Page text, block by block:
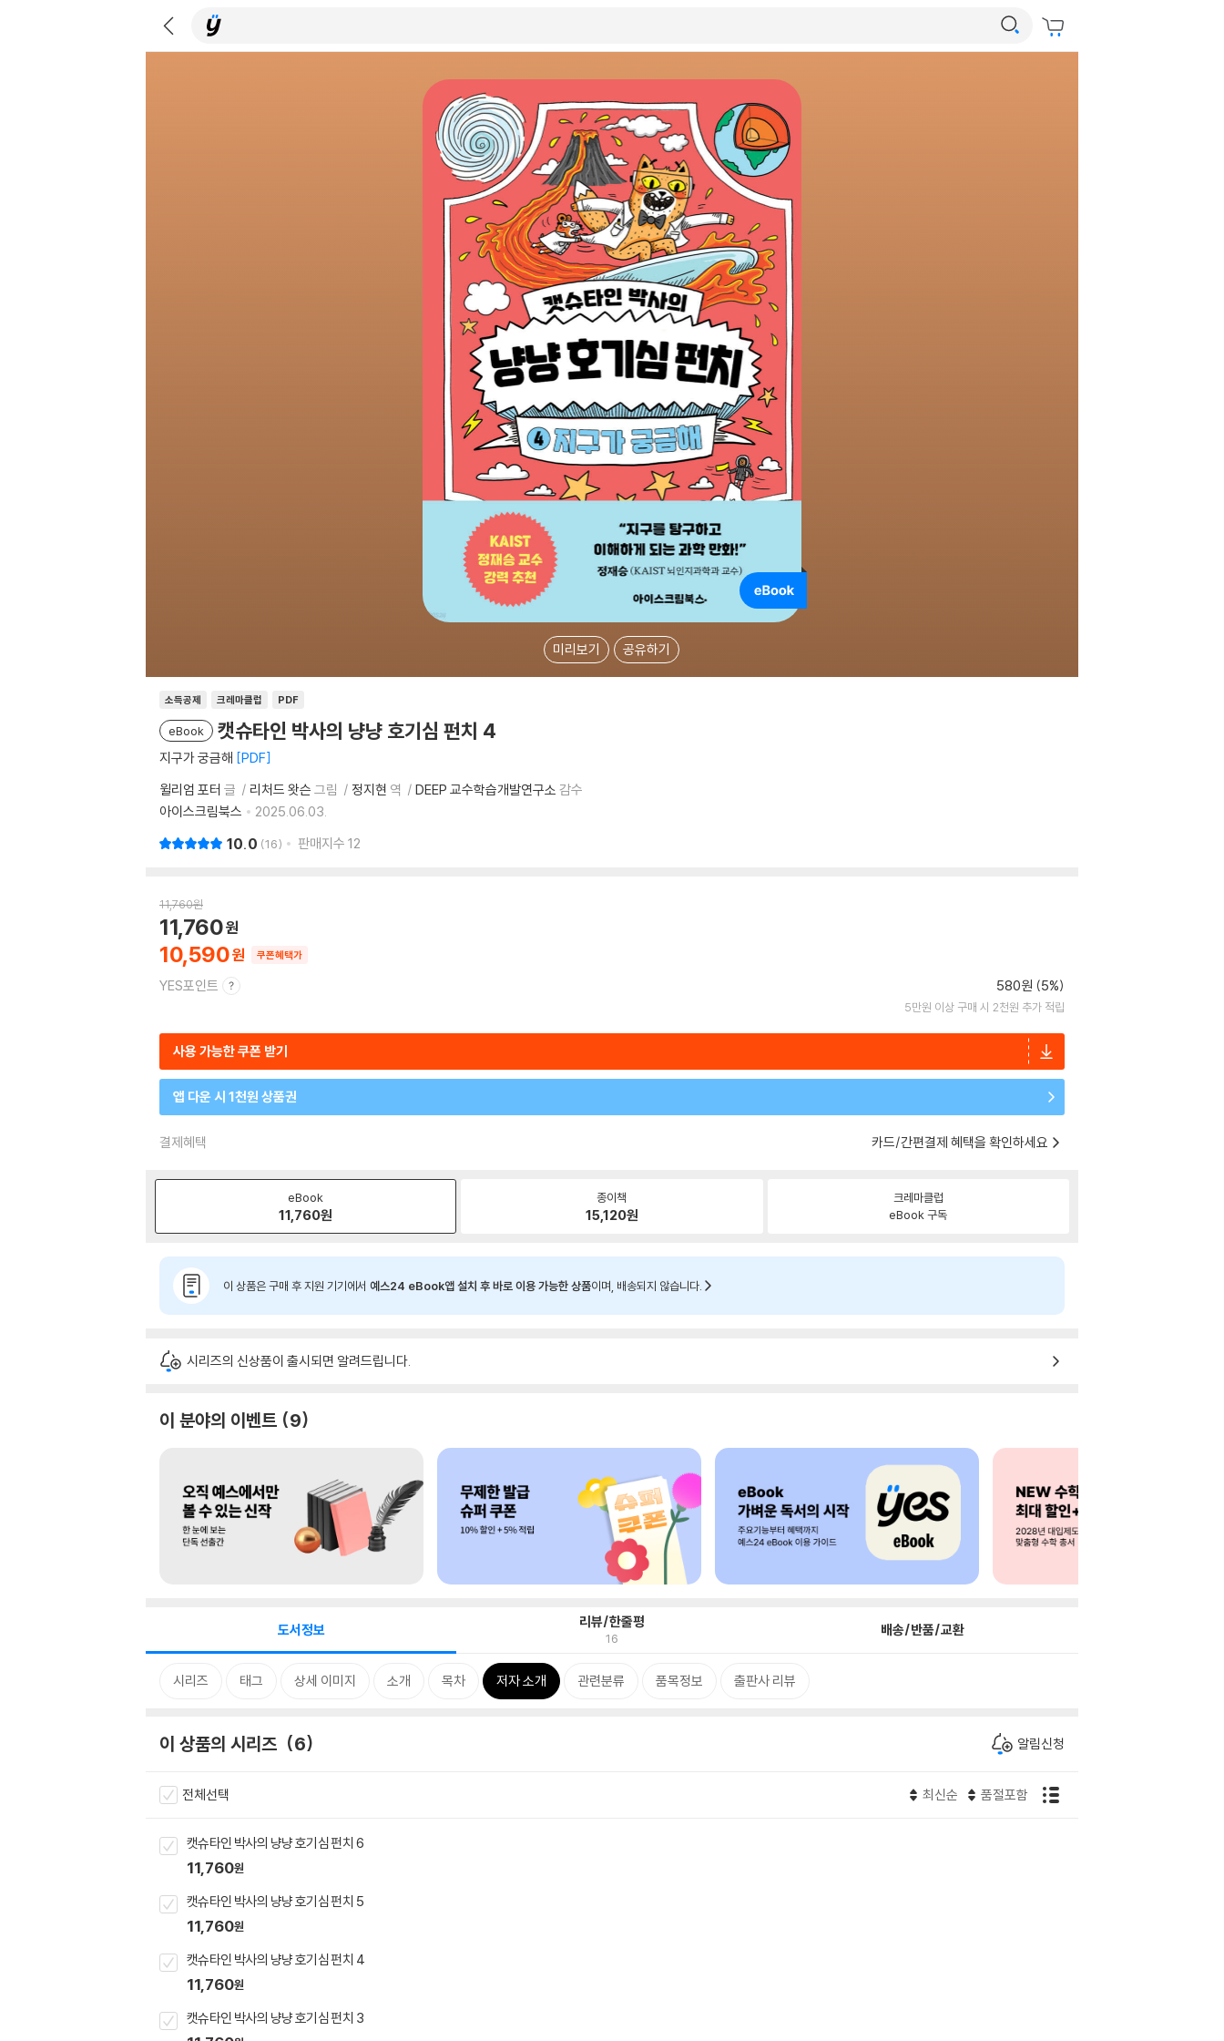
미리보기 공유하기
소득공제 크레마클럽 PDF
eBook 캣슈타인 박사의 냥냥 호기심 펀치 4
지구가 궁금해 PDF
윌리엄 포터 글 리처드 왓슨 그림 정지현 역 DEEP 교수학습개발연구소 감수
아이스크림북스
2025.06.03.
10.0 16 판매지수 12
11,760원
10,590
11,760
쿠폰혜택가
YES포인트 580원 (5%)
5만원 이상 구매 시 2천원 추가 적립
사용 가능한 쿠폰 받기
앱 다운 시 1천원 상품권
결제혜택 카드/간편결제 혜택을 확인하세요
eBook
11,760원
종이책
15,120원
크레마클럽
eBook 구독
이 상품은 구매 후 지원 기기에서 예스24 eBook앱 설치 후 바로 이용 가능한 상품이며, 배송되지 않습니다.
시리즈의 신상품이 출시되면 알려드립니다.
이 분야의 이벤트 9
도서정보 리뷰/한줄평
16 배송/반품/교환
시리즈 태그 상세 이미지 소개 목차 저자 소개 관련분류 품목정보 출판사 리뷰
이 상품의 시리즈 6 알림신청
전체선택 최신순 품절포함
캣슈타인 박사의 냥냥 호기심 펀치 6
11,760원
캣슈타인 박사의 냥냥 호기심 펀치 5
11,760원
캣슈타인 박사의 냥냥 호기심 펀치 4
11,760원
캣슈타인 박사의 냥냥 호기심 펀치 3